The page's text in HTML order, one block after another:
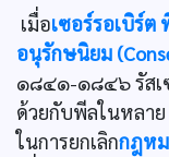
เมื่อเซอร์รอเบิร์ต
อนุรักษนิยม
๑๘๔๑-๑๘๔๖ รัสเ
ด้วยกับพีลในหลาย
ในการยกเลิกกฎหม